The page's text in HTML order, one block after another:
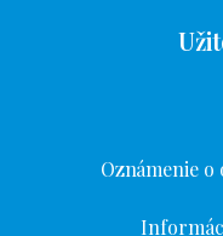
Oznámenie